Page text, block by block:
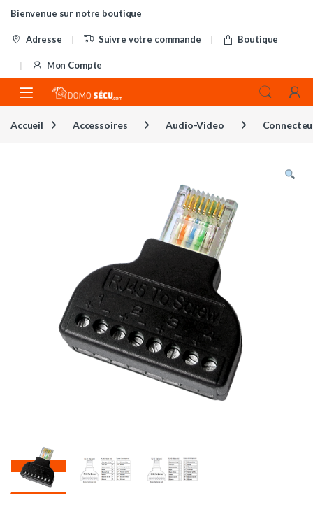
Skip to navigation
Skip to content
Bienvenue sur notre boutique
Adresse Suivre votre commande Boutique
Mon Compte
Accueil Accessoires Audio-Video